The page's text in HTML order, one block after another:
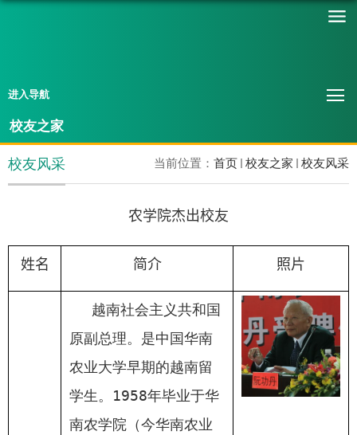
进入导航
校友之家
当前位置： 首页 校友之家 校友风采
校友风采
农学院杰出校友
姓名 简介 照片
越南社会主义共和国
原副总理。是中国华南
农业大学早期的越南留
学生。 1958年毕业于华
南农学院（今华南农业